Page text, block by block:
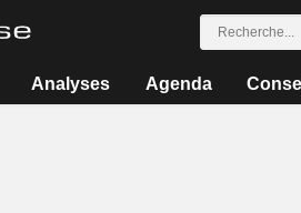
Analyses Agenda